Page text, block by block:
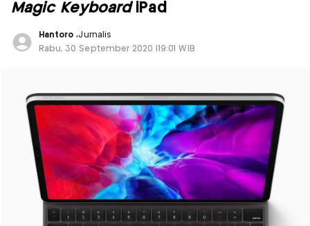
Magic KeyboardiPad
Hantoro,Jurnalis
Rabu, 30 September 2020 |19:01 WIB